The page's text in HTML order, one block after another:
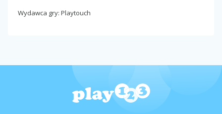
Wydawca gry: Playtouch